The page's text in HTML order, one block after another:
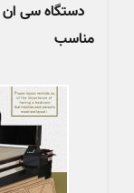
مناسب